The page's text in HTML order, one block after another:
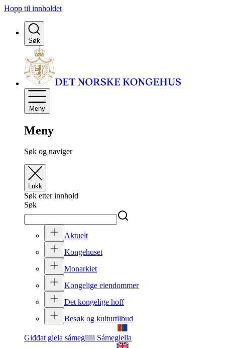
Hopp til innholdet
Søk
Meny
Meny
Søk og naviger
Lukk
Søk etter innhold
Søk
Aktuelt
Kongehuset
Monarkiet
Kongelige eiendommer
Det kongelige hoff
Besøk og kulturtilbud
Giđđat giela sámegillii Sámegiella